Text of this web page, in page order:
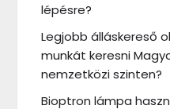
lépésre?
Legjobb álláskereső
munkát keresni
nemzetközi szinten?
Bioptron lámpa